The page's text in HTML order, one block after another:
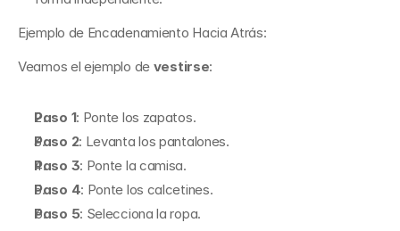
Ejemplo de Encadenamiento Hacia Atrás:
Veamos el ejemplo de vestirse:
Paso 1: Ponte los zapatos.
Paso 2: Levanta los pantalones.
Paso 3: Ponte la camisa.
Paso 4: Ponte los calcetines.
Paso 5: Selecciona la ropa.